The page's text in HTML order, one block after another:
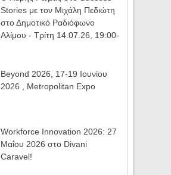
Stories με τον Μιχάλη Πεδιώτη
στο Δημοτικό Ραδιόφωνο
Αλίμου - Τρίτη 14.07.26, 19:00-
Beyond 2026, 17-19 Ιουνίου
2026 , Metropolitan Expo
Workforce Innovation 2026: 27
Μαΐου 2026 στο Divani
Caravel!